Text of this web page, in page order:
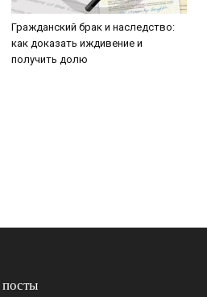
Гражданский брак и наследство:
как доказать иждивение и
получить долю